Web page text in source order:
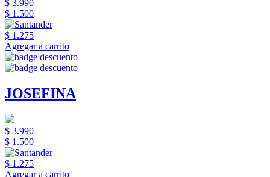
$ 3.990
$ 1.500
$ 1.275
Agregar a carrito
JOSEFINA
$ 3.990
$ 1.500
$ 1.275
Agregar a carrito